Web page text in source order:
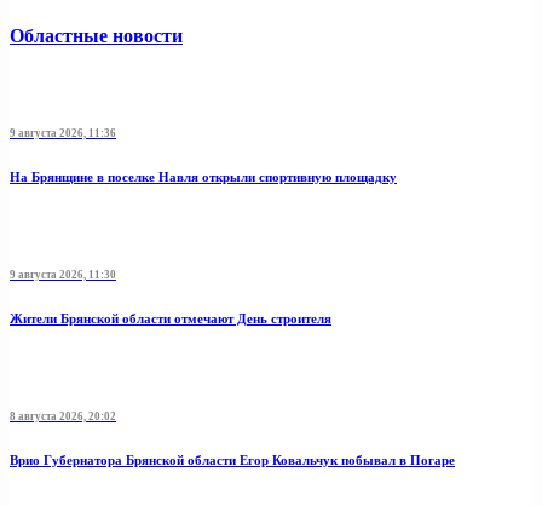
Областные новости
9 августа 2026, 11:36
На Брянщине в поселке Навля открыли спортивную площадку
9 августа 2026, 11:30
Жители Брянской области отмечают День строителя
8 августа 2026, 20:02
Врио Губернатора Брянской области Егор Ковальчук побывал в Погаре